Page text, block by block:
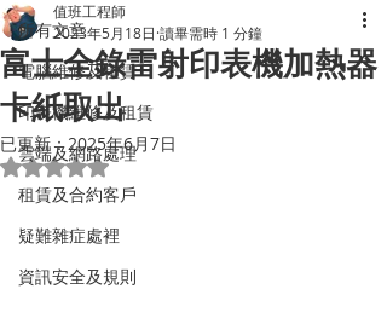
所有文章
電腦維修及租賃
印表機維修及租賃
雲端及網路處理
租賃及合約客戶
疑難雜症處裡
資訊安全及規則
富士全錄雷射印表機加熱器
卡紙取出
值班工程師
2023年5月18日 讀畢需時 1 分鐘
已更新：2025年6月7日
評等為 NaN（最高為 5 顆星）。